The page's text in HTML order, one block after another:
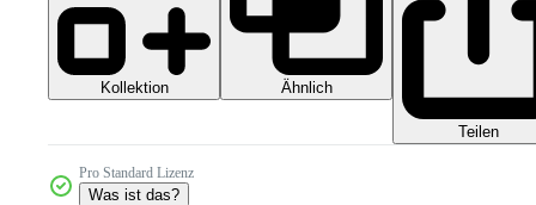
Kollektion Ähnlich
Teilen
Pro Standard Lizenz
Was ist das?